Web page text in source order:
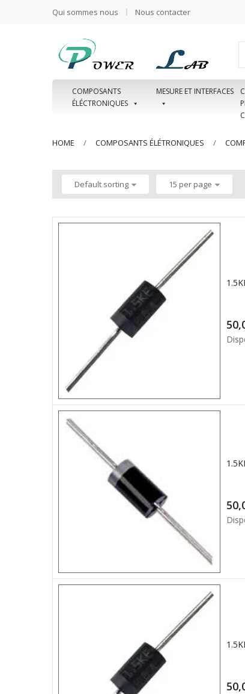
Qui sommes nous Nous contacter
COMPOSANTS
ÉLÉCTRONIQUES
MESURE ET INTERFACES
HOME COMPOSANTS ÉLÉTRONIQUES
Default sorting 15 per page